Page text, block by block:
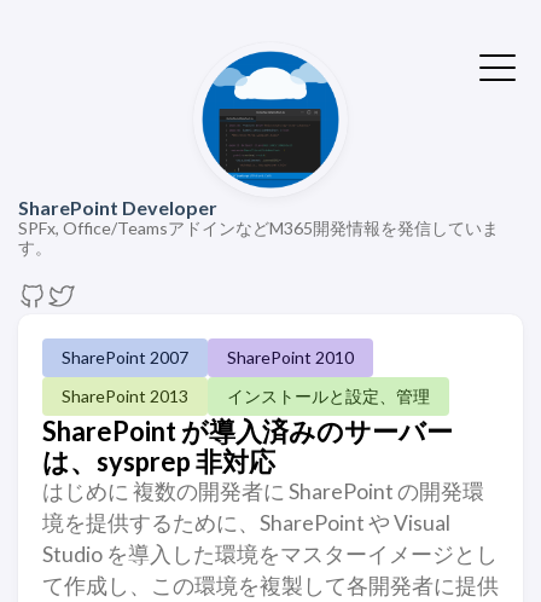
SharePoint Developer
SPFx, Office/TeamsアドインなどM365開発情報を発信していま
す。
SharePoint 2007
SharePoint 2010
SharePoint 2013
インストールと設定、管理
SharePoint が導入済みのサーバー
は、sysprep 非対応
はじめに 複数の開発者に SharePoint の開発環
境を提供するために、SharePoint や Visual
Studio を導入した環境をマスターイメージとし
て作成し、この環境を複製して各開発者に提供